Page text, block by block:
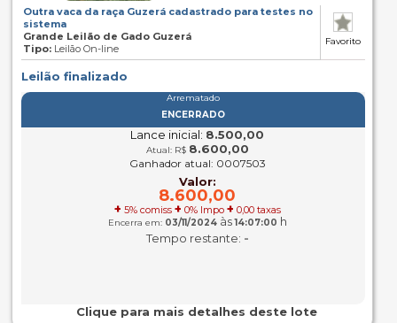
Outra vaca da raça Guzerá cadastrado para testes no
sistema
Grande Leilão de Gado Guzerá
Tipo:Leilão On-line
Favorito
Leilão finalizado
Arrematado
ENCERRADO
Lance inicial: 8.500,00
Atual: R$ 8.600,00
Ganhador atual: 0007503
Valor:
8.600,00
+ 5% comiss + 0% Impo + 0,00 taxas
Encerra em: 03/11/2024às14:07:00 h
Tempo restante: -
Clique para mais detalhes deste lote